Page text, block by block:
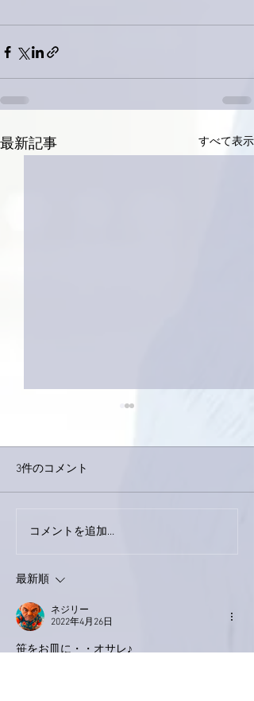
最新記事 すべて表示
家レコーディング無事終
3件のコメント
コメントを追加…
最新順
ネジリー
2022年4月26日
笹をお皿に・・オサレ♪